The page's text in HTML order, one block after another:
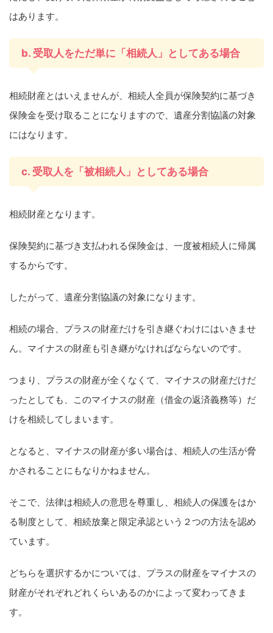
はあります。
b. 受取人をただ単に「相続人」としてある場合
相続財産とはいえませんが、相続人全員が保険契約に基づき
保険金を受け取ることになりますので、遺産分割協議の対象
にはなります。
c. 受取人を「被相続人」としてある場合
相続財産となります。
保険契約に基づき支払われる保険金は、一度被相続人に帰属
するからです。
したがって、遺産分割協議の対象になります。
相続の場合、プラスの財産だけを引き継ぐわけにはいきませ
ん。マイナスの財産も引き継がなければならないのです。
つまり、プラスの財産が全くなくて、マイナスの財産だけだ
ったとしても、このマイナスの財産（借金の返済義務等）だ
けを相続してしまいます。
となると、マイナスの財産が多い場合は、相続人の生活が脅
かされることにもなりかねません。
そこで、法律は相続人の意思を尊重し、相続人の保護をはか
る制度として、相続放棄と限定承認という２つの方法を認め
ています。
どちらを選択するかについては、プラスの財産をマイナスの
財産がそれぞれどれくらいあるのかによって変わってきま
す。